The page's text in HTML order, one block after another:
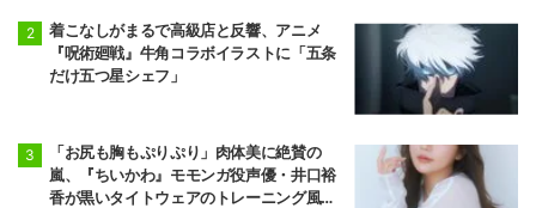
着こなしがまるで高級店と反響、アニメ
『呪術廻戦』牛角コラボイラストに「五条
だけ五つ星シェフ」
「お尻も胸もぷりぷり」肉体美に絶賛の
嵐、『ちいかわ』モモンガ役声優・井口裕
香が黒いタイトウェアのトレーニング風景